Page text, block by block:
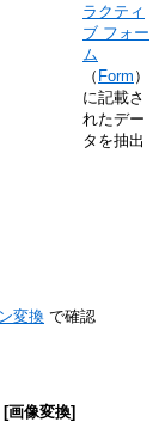
ラクティ
ブ フォー
ム
（ Form ）
に記載さ
れたデー
タを抽出
変換 で確認
[画像変換]